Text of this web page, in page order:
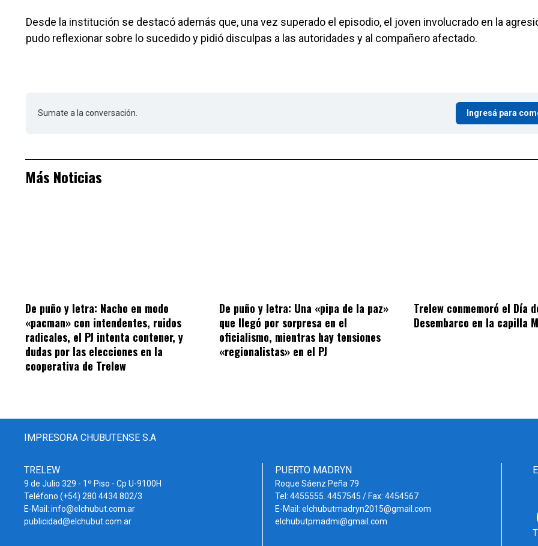
Desde la institución se destacó además que, una vez superado el episodio, el joven involucrado en la
pudo reflexionar sobre lo sucedido y pidió disculpas a las autoridades y al compañero afectado.
Sumate a la conversación. Ingresá para
Más Noticias
De puño y letra: Nacho en modo
«pacman» con intendentes, ruidos
radicales, el PJ intenta contener, y
dudas por las elecciones en la
cooperativa de Trelew
De puño y letra: Una «pipa de la paz»
que llegó por sorpresa en el
oficialismo, mientras hay tensiones
«regionalistas» en el PJ
Trelew conmemoró el Día
Desembarco en la capilla
IMPRESORA CHUBUTENSE S.A
TRELEW
9 de Julio 329 - 1º Piso - Cp U-9100H
Teléfono (+54) 280 4434 802/3
E-Mail: info@elchubut.com.ar
publicidad@elchubut.com.ar
PUERTO MADRYN
Roque Sáenz Peña 79
Tel: 4455555. 4457545 / Fax: 4454567
E-Mail: elchubutmadryn2015@gmail.com
elchubutpmadmi@gmail.com